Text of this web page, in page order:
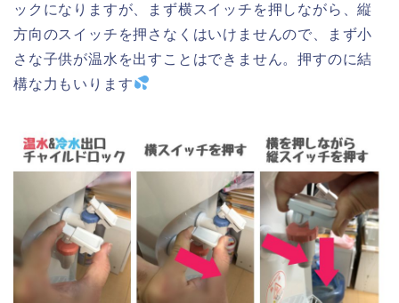
ックになりますが、まず横スイッチを押しながら、縦
方向のスイッチを押さなくはいけませんので、まず小
さな子供が温水を出すことはできません。押すのに結
構な力もいります